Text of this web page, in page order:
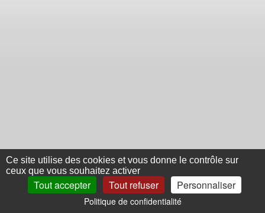
Ce site utilise des cookies et vous donne le contrôle sur
ceux que vous souhaitez activer
Tout accepter Tout refuser Personnaliser
Politique de confidentialité